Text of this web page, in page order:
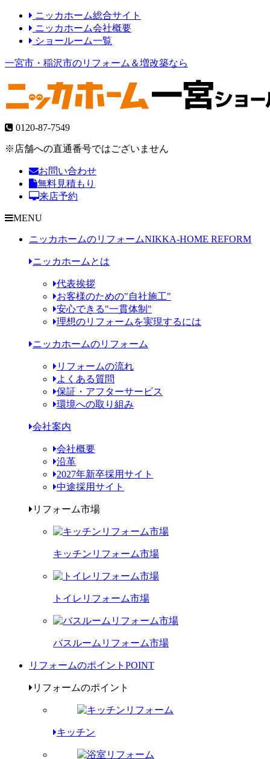
ニッカホーム総合サイト
ニッカホーム会社概要
ショールーム一覧
一宮市・稲沢市のリフォーム＆増改築なら
0120-87-7549
※店舗への直通番号ではございません
お問い合わせ
無料見積もり
来店予約
MENU
ニッカホームのリフォームNIKKA-HOME REFORM
ニッカホームとは
代表挨拶
お客様のための"自社施工"
安心できる"一貫体制"
理想のリフォームを実現するには
ニッカホームのリフォーム
リフォームの流れ
よくある質問
保証・アフターサービス
環境への取り組み
会社案内
会社概要
沿革
2027年新卒採用サイト
中途採用サイト
リフォーム市場
キッチンリフォーム市場
トイレリフォーム市場
バスルームリフォーム市場
リフォームのポイント POINT
リフォームのポイント
キッチン